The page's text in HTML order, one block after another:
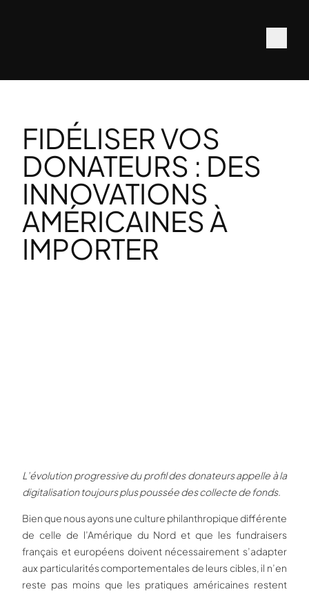
FIDÉLISER VOS
DONATEURS : DES
INNOVATIONS
AMÉRICAINES À
IMPORTER
L’évolution progressive du profil des donateurs appelle à la
digitalisation toujours plus poussée des collecte de fonds.
Bien que nous ayons une culture philanthropique différente
de celle de l’Amérique du Nord et que les fundraisers
français et européens doivent nécessairement s’adapter
aux particularités comportementales de leurs cibles, il n’en
reste pas moins que les pratiques américaines restent